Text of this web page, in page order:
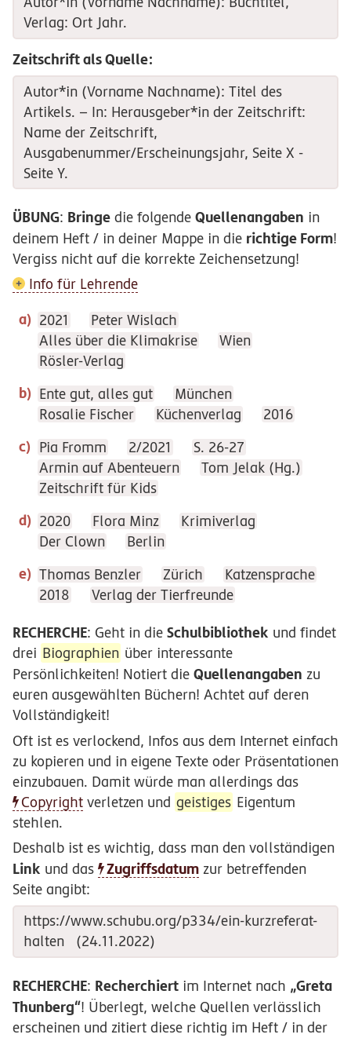
Verlag: Ort Jahr.
Zeitschrift als Quelle:
Autor*in (Vorname Nachname): Titel des
Artikels. – In: Herausgeber*in der Zeitschrift:
Name der Zeitschrift,
Ausgabenummer/Erscheinungsjahr, Seite X -
Seite Y.
ÜBUNG: Bringe die folgende Quellenangaben in
deinem Heft / in deiner Mappe in die richtige Form!
Vergiss nicht auf die korrekte Zeichensetzung!
Info für Lehrende
2021
Peter Wislach
Alles über die Klimakrise
Wien
Rösler-Verlag
Ente gut, alles gut
München
Rosalie Fischer
Küchenverlag
2016
Pia Fromm
2/2021
S. 26-27
Armin auf Abenteuern
Tom Jelak (Hg.)
Zeitschrift für Kids
2020
Flora Minz
Krimiverlag
Der Clown
Berlin
Thomas Benzler
Zürich
Katzensprache
2018
Verlag der Tierfreunde
RECHERCHE: Geht in die Schulbibliothek und findet
drei Biographien über interessante
Persönlichkeiten! Notiert die Quellenangaben zu
euren ausgewählten Büchern! Achtet auf deren
Vollständigkeit!
Oft ist es verlockend, Infos aus dem Internet einfach
zu kopieren und in eigene Texte oder Präsentationen
einzubauen. Damit würde man allerdings das
Copyright verletzen und geistiges Eigentum
stehlen.
Deshalb ist es wichtig, dass man den vollständigen
Link und das Zugriffsdatum zur betreffenden
Seite angibt:
https://www.schubu.org/p334/ein-kurzreferat-
halten (24.11.2022)
RECHERCHE: Recherchiert im Internet nach „Greta
Thunberg“! Überlegt, welche Quellen verlässlich
erscheinen und zitiert diese richtig im Heft / in der